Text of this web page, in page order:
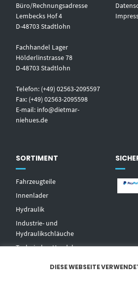
Büro/Rechnungsadresse
Lembecks Hof 4
D-48703 Stadtlohn
Fachhandel Lager
Hölderlinstrasse 78
D-48703 Stadtlohn
Telefon: (+49) 02563-2095597
Fax: (+49) 02563-2095598
E-mail: info@dietmar-
niehues.de
SORTIMENT
Fahrzeugteile
Innenlader
Hydraulik
Industrie- und
Hydraulikschläuche
Technischer Handel
DIESE WEBSEITE